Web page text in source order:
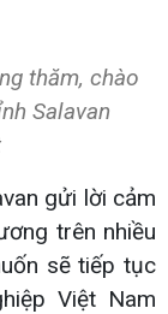
thăm, chào
Salavan
gửi lời cảm
trên nhiều
sẽ tiếp tục
Việt Nam